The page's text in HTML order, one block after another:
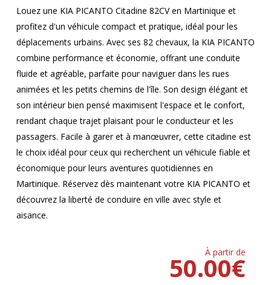
Louez une KIA PICANTO Citadine 82CV en Martinique et
profitez d'un véhicule compact et pratique, idéal pour les
déplacements urbains. Avec ses 82 chevaux, la KIA PICANTO
combine performance et économie, offrant une conduite
fluide et agréable, parfaite pour naviguer dans les rues
animées et les petits chemins de l'île. Son design élégant et
son intérieur bien pensé maximisent l'espace et le confort,
rendant chaque trajet plaisant pour le conducteur et les
passagers. Facile à garer et à manœuvrer, cette citadine est
le choix idéal pour ceux qui recherchent un véhicule fiable et
économique pour leurs aventures quotidiennes en
Martinique. Réservez dès maintenant votre KIA PICANTO et
découvrez la liberté de conduire en ville avec style et
aisance.
À partir de
€
50.00